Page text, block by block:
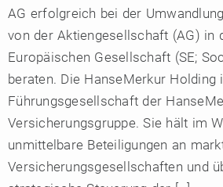
AG erfolgreich bei der
von der Aktiengesellschaft (AG) in
Europäischen Gesellschaft (SE;
beraten. Die HanseMerkur Holding
Führungsgesellschaft der
Versicherungsgruppe. Sie hält im
unmittelbare Beteiligungen an
Versicherungsgesellschaften und